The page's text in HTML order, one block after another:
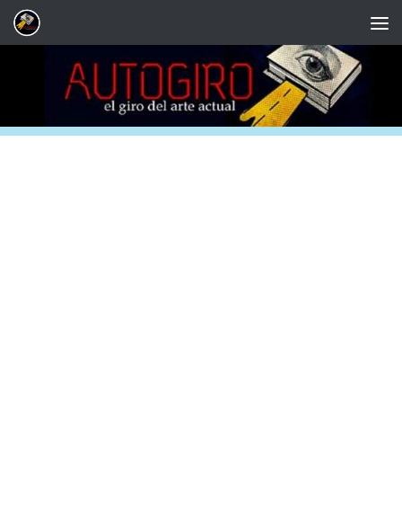
Saltar al contenido